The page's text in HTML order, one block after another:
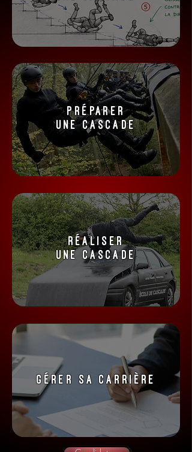
préparer
une cascade
réaliser
une cascade
gérer sa carrière